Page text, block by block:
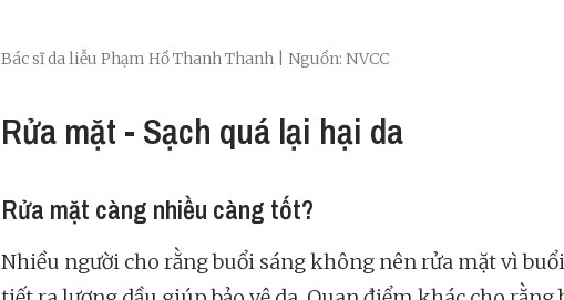
Bác sĩ da liễu Phạm Hồ Thanh Thanh | Nguồn: NVCC
Rửa mặt - Sạch quá lại hại da
Rửa mặt càng nhiều càng tốt?
Nhiều người cho rằng buổi sáng không nên rửa mặt vì